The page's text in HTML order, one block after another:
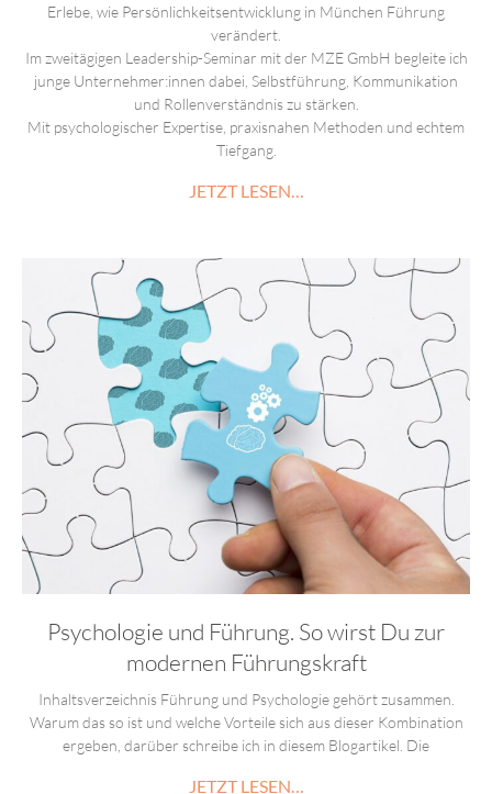
Erlebe, wie Persönlichkeitsentwicklung in München Führung
verändert.
Im zweitägigen Leadership-Seminar mit der MZE GmbH begleite ich
junge Unternehmer:innen dabei, Selbstführung, Kommunikation
und Rollenverständnis zu stärken.
Mit psychologischer Expertise, praxisnahen Methoden und echtem
Tiefgang.
JETZT LESEN…
Psychologie und Führung. So wirst Du zur
modernen Führungskraft
Inhaltsverzeichnis Führung und Psychologie gehört zusammen.
Warum das so ist und welche Vorteile sich aus dieser Kombination
ergeben, darüber schreibe ich in diesem Blogartikel. Die
JETZT LESEN…